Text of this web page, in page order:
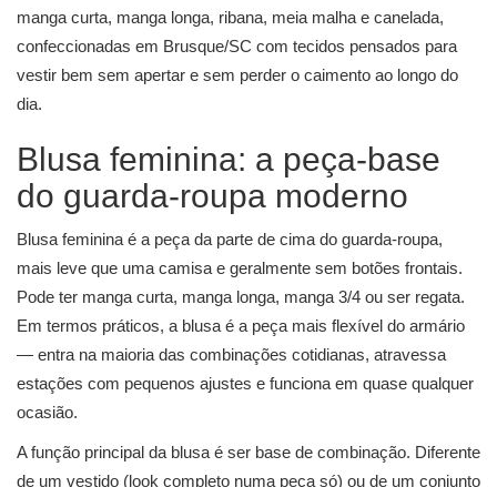
manga curta, manga longa, ribana, meia malha e canelada,
confeccionadas em Brusque/SC com tecidos pensados para
vestir bem sem apertar e sem perder o caimento ao longo do
dia.
Blusa feminina: a peça-base
do guarda-roupa moderno
Blusa feminina é a peça da parte de cima do guarda-roupa,
mais leve que uma camisa e geralmente sem botões frontais.
Pode ter manga curta, manga longa, manga 3/4 ou ser regata.
Em termos práticos, a blusa é a peça mais flexível do armário
— entra na maioria das combinações cotidianas, atravessa
estações com pequenos ajustes e funciona em quase qualquer
ocasião.
A função principal da blusa é ser base de combinação. Diferente
de um vestido (look completo numa peça só) ou de um conjunto